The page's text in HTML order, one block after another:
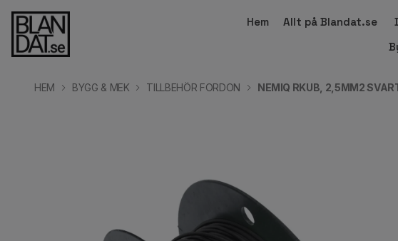
Hem Allt på Blandat.se
HEM BYGG & MEK TILLBEHÖR FORDON NEMIQ RKUB, 2,5MM2